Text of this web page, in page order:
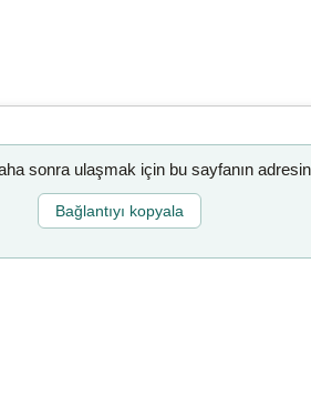
sonra ulaşmak için bu sayfanın
Bağlantıyı kopyala